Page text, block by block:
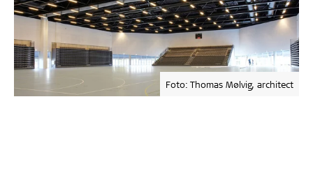
Foto: Thomas Mølvig, architect